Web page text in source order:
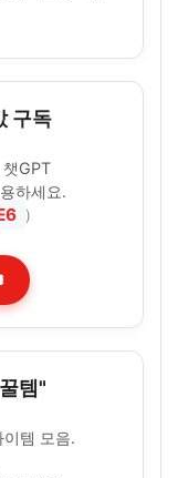
구독
GPT
하세요.
)
템"
템 모음.